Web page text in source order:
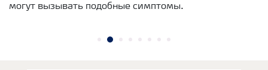
могут вызывать подобные симптомы.